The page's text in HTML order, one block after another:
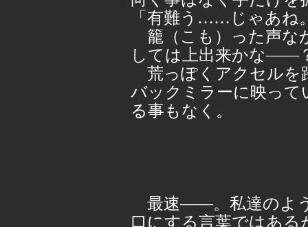
「有難う……じゃあね
籠（こも）った声な
しては上出来かな――
荒っぽくアクセルを
バックミラーに映って
る事もなく。
最速――。私達のよ
口にする言葉ではあ